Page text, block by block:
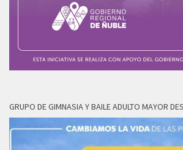
GRUPO DE GIMNASIA Y BAILE ADULTO MAYOR